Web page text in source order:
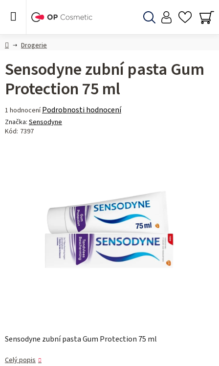
DomůDrogerie
Sensodyne zubní pasta Gum Protection 75 ml
Celý popis
Sensodyne zubní pasta Gum
Protection 75 ml
Průměrné
hodnocení
produktu
1 hodnocení Podrobnosti hodnocení
Značka: Sensodyne
Kód: 7397